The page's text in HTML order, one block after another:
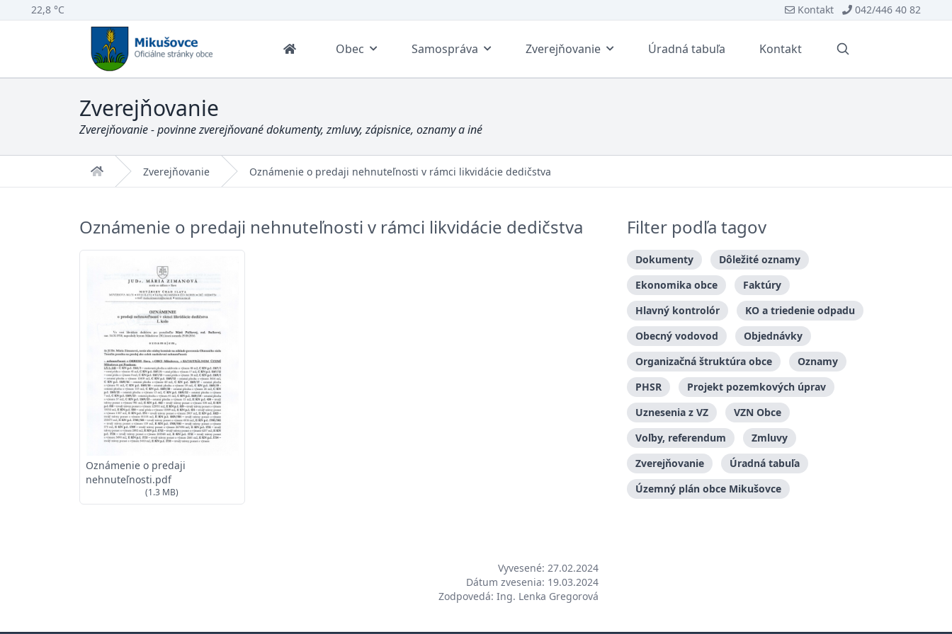
22,8 °C Kontakt 042/446 40 82
Obec Samospráva Zverejňovanie Úradná tabuľa Kontakt Vyhľadávanie
Zverejňovanie
Zverejňovanie - povinne zverejňované dokumenty, zmluvy, zápisnice, oznamy a iné
Domov Zverejňovanie Oznámenie o predaji nehnuteľnosti v rámci likvidácie dedičstva
Oznámenie o predaji nehnuteľnosti v rámci likvidácie dedičstva
Oznámenie o predaji
nehnuteľnosti.pdf
(1.3 MB)
Vyvesené: 27.02.2024
Dátum zvesenia: 19.03.2024
Zodpovedá: Ing. Lenka Gregorová
Filter podľa tagov
Dokumenty
Dôležité oznamy
Ekonomika obce
Faktúry
Hlavný kontrolór
KO a triedenie odpadu
Obecný vodovod
Objednávky
Organizačná štruktúra obce
Oznamy
PHSR
Projekt pozemkových úprav
Uznesenia z VZ
VZN Obce
Voľby, referendum
Zmluvy
Zverejňovanie
Úradná tabuľa
Územný plán obce Mikušovce